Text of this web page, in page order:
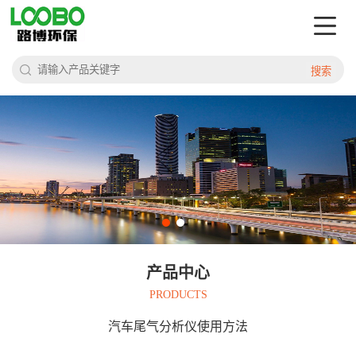
搜索
产品中心
PRODUCTS
汽车尾气分析仪使用方法